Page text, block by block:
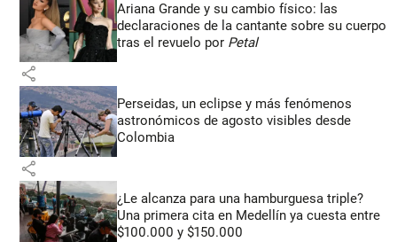
Ariana Grande y su cambio físico: las
declaraciones de la cantante sobre su cuerpo
tras el revuelo por Petal
share
Perseidas, un eclipse y más fenómenos
astronómicos de agosto visibles desde
Colombia
share
¿Le alcanza para una hamburguesa triple?
Una primera cita en Medellín ya cuesta entre
$100.000 y $150.000